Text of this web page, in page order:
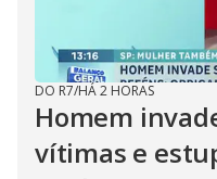
DO R7/HÁ 2 HORAS
Homem
vítimas e